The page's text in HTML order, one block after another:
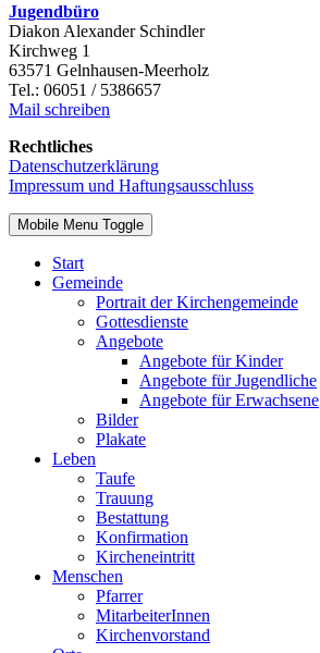
Jugendbüro
Diakon Alexander Schindler
Kirchweg 1
63571 Gelnhausen-Meerholz
Tel.: 06051 / 5386657
Mail schreiben
Rechtliches
Datenschutzerklärung
Impressum und Haftungsausschluss
Mobile Menu Toggle
Start
Gemeinde
Portrait der Kirchengemeinde
Gottesdienste
Angebote
Angebote für Kinder
Angebote für Jugendliche
Angebote für Erwachsene
Bilder
Plakate
Leben
Taufe
Trauung
Bestattung
Konfirmation
Kircheneintritt
Menschen
Pfarrer
MitarbeiterInnen
Kirchenvorstand